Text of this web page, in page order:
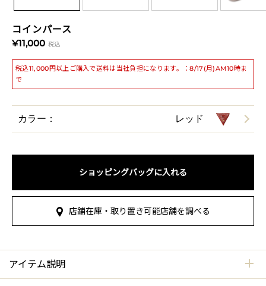
コインパース
¥11,000 税込
税込11,000円以上ご購入で送料は当社負担になります。：8/17(月)AM10時ま
で
カラー： レッド
ショッピングバッグに入れる
店舗在庫・取り置き可能店舗を調べる
アイテム説明